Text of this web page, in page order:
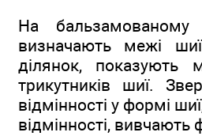
На бальзамованому
визначають межі
ділянок, показують
трикутників шиї.
відмінності у формі
відмінності, вивчають